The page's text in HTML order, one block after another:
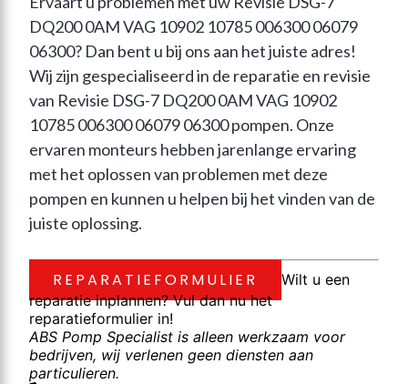
DQ200 0AM VAG 10902 10785 006300 06079
06300? Dan bent u bij ons aan het juiste adres!
Wij zijn gespecialiseerd in de reparatie en revisie
van Revisie DSG-7 DQ200 0AM VAG 10902
10785 006300 06079 06300 pompen. Onze
ervaren monteurs hebben jarenlange ervaring
met het oplossen van problemen met deze
pompen en kunnen u helpen bij het vinden van de
juiste oplossing.
REPARATIEFORMULIER
Wilt u een
reparatie inplannen? Vul dan nu het
reparatieformulier in!
ABS Pomp Specialist is alleen werkzaam voor
bedrijven, wij verlenen geen diensten aan
particulieren.